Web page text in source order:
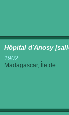
Hôpital d'Anosy
1902
Madagascar, Île de